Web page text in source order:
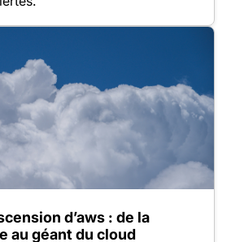
d’aws : de la
au géant du cloud